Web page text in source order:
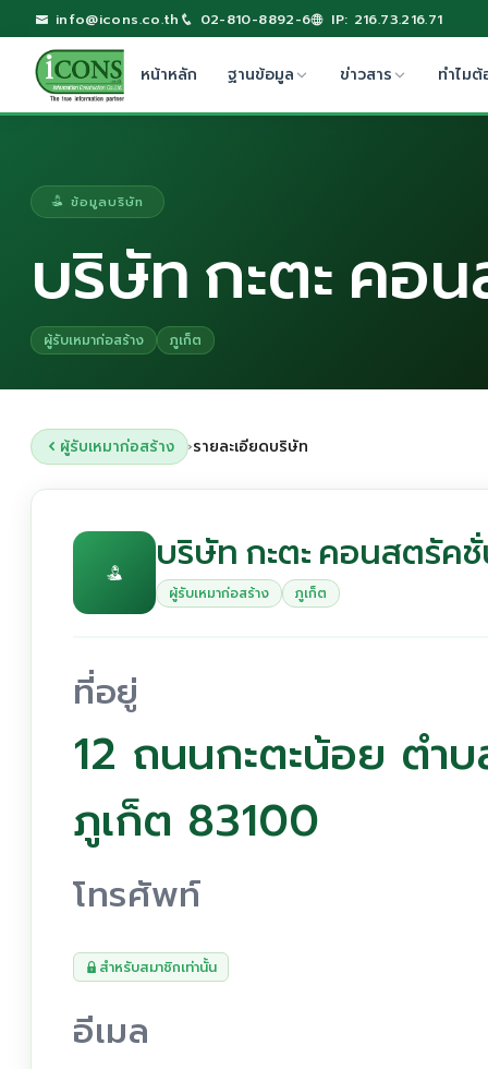
info@icons.co.th 02-810-8892-6 IP: 216.73.216.71
หน้าหลัก ฐานข้อมูล ข่าวสาร ทำไมต้
ข้อมูลบริษัท
บริษัท กะตะ คอ
ผู้รับเหมาก่อสร้าง ภูเก็ต
ผู้รับเหมาก่อสร้าง ›รายละเอียดบริษัท
บริษัท กะตะ คอนสตรัค
ผู้รับเหมาก่อสร้าง ภูเก็ต
ที่อยู่
12 ถนนกะตะน้อย ตำ
ภูเก็ต 83100
โทรศัพท์
สำหรับสมาชิกเท่านั้น
อีเมล